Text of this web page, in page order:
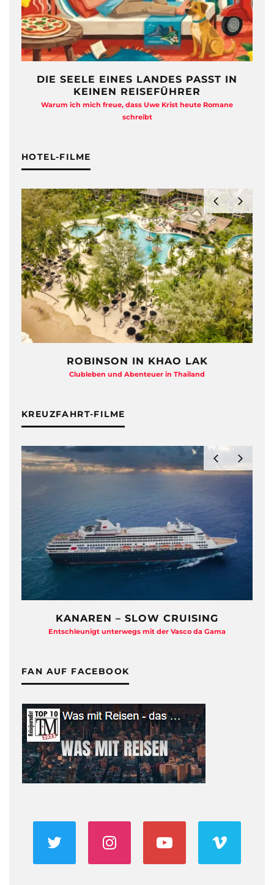
DIE SEELE EINES LANDES PASST IN
KEINEN REISEFÜHRER
Warum ich mich freue, dass Uwe Krist heute Romane
schreibt
HOTEL-FILME
ROBINSON IN KHAO LAK
Clubleben und Abenteuer in Thailand
KREUZFAHRT-FILME
KANAREN – SLOW CRUISING
Entschleunigt unterwegs mit der Vasco da Gama
FAN AUF FACEBOOK